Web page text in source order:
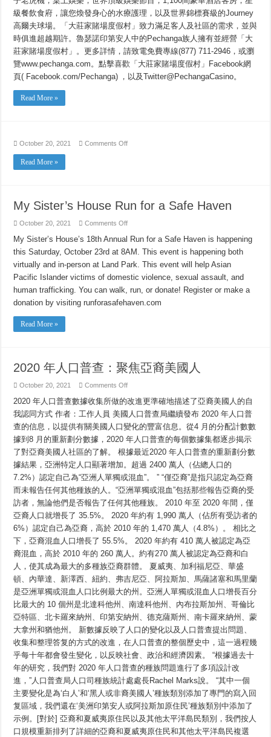
級餐飲食府，讓您煥發身心的水療護理，以及世界錦標賽級的Journey
高爾夫球場。「大莊家賭場度假村」致力滿足客人及社區的需求，並與
時俱進超越期許。魯瑟諾印第安人中的Pechanga族人擁有並經營「大
莊家賭場度假村」。更多詳情，請致電免費專線(877) 711-2946，或瀏
覽www.pechanga.com。點擊喜歡「大莊家賭場度假村」Facebook網
頁( Facebook.com/Pechanga) ，以及Twitter@PechangaCasino。
Read More »
October 20, 2021 Comments Offon
Read More »
My Sister’s House Run for a Safe Haven
October 20, 2021 Comments Offon
Sister’s
House
Run
a
Safe
Haven
My Sister’s House’s 18th Annual Run for a Safe Haven is happening
this Saturday, October 23rd at 8AM. This event is happening both
virtually and in-person at Land Park. This event will help Asian
Pacific Islander victims of domestic violence, sexual assault, and
human trafficking. You can walk, run, or donate! Register or make a
donation by visiting runforasafehaven.com
Read More »
2020 年人口普查：聚焦亞裔美國人
October 20, 2021 Comments Offon
年
人
口
普
查：
聚
焦
亞
美
國
人
2020 年人口普查數據收集所做的改進更準確地描述了亞裔美國人的自
我認同方式 作者：工作人員 美國人口普查局繼續發布 2020 年人口普
查的信息，以提供有關美國人口變化的豐富信息。從4 月的分配計數數
據到8 月的重新劃分數據，2020 年人口普查的每個數據集都逐步揭示
了對亞裔美國人社區的了解。 根據最近2020 年人口普查的重新劃分數
據結果，亞洲特定人口顯著增加。超過 2400 萬人（佔總人口的
7.2%）認定自己為“亞洲人單獨或混血”。 ” “僅亞裔”是指只認定為亞裔
而未報告任何其他種族的人。“亞洲單獨或混血”包括那些報告亞裔的受
訪者，無論他們是否報告了任何其他種族。 2010 年至 2020 年間，僅
亞裔人口就增長了 35.5%。 2020 年約有 1,990 萬人（佔所有受訪者的
6%）認定自己為亞裔，高於 2010 年的 1,470 萬人（4.8%）。 相比之
下，亞裔混血人口增長了 55.5%。 2020 年約有 410 萬人被認定為亞
裔混血，高於 2010 年的 260 萬人。約有270 萬人被認定為亞裔和白
人，使其成為最大的多種族亞裔群體。 夏威夷、加利福尼亞、華盛
頓、內華達、新澤西、紐約、弗吉尼亞、阿拉斯加、馬薩諸塞和馬里蘭
是亞洲單獨或混血人口比例最大的州。亞洲人單獨或混血人口增長百分
比最大的 10 個州是北達科他州、南達科他州、內布拉斯加州、哥倫比
亞特區、北卡羅來納州、印第安納州、德克薩斯州、南卡羅來納州、蒙
大拿州和猶他州。 新數據反映了人口的變化以及人口普查提出問題、
收集和整理答复的方式的改進，在人口普查的整個歷史中，這一過程幾
乎每十年都會發生變化，以反映社會、政治和經濟因素。 “根據過去十
年的研究，我們對 2020 年人口普查的種族問題進行了多項設計改
進，”人口普查局人口司種族統計處處長Rachel Marks說。 “其中一個
主要變化是為‘白人’和‘黑人或非裔美國人’種族類別添加了專門的寫入回
复區域，我們還在‘美洲印第安人或阿拉斯加原住民’種族類別中添加了
示例。[對於] 亞裔和夏威夷原住民以及其他太平洋島民類別，我們按人
口規模重新排列了詳細的亞裔和夏威夷原住民和其他太平洋島民複選